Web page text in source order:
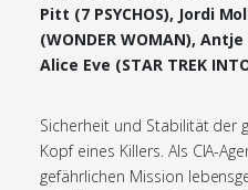
Pitt (7 PSYCHOS), Jordi
(WONDER WOMAN),
Alice Eve (STAR TREK
Sicherheit und Stabilität der
Kopf eines Killers. Als CIA-
gefährlichen Mission